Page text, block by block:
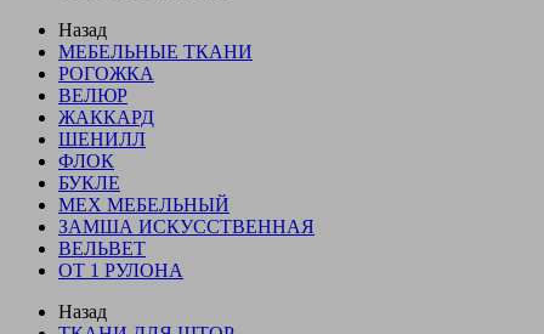
Назад
МЕБЕЛЬНЫЕ ТКАНИ
РОГОЖКА
ВЕЛЮР
ЖАККАРД
ШЕНИЛЛ
ФЛОК
БУКЛЕ
МЕХ МЕБЕЛЬНЫЙ
ЗАМША ИСКУССТВЕННАЯ
ВЕЛЬВЕТ
ОТ 1 РУЛОНА
Назад